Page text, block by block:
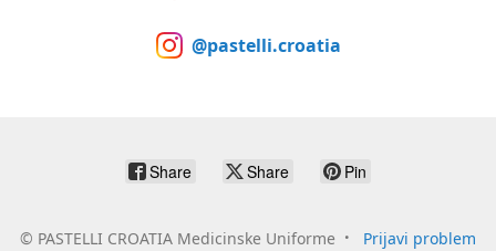
@pastelli.croatia
Share Share Pin
© PASTELLI CROATIA Medicinske Uniforme Prijavi problem